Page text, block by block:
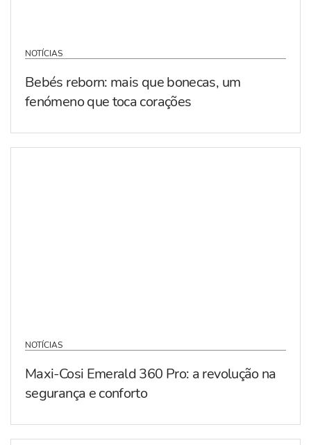
NOTÍCIAS
Bebés reborn: mais que bonecas, um
fenómeno que toca corações
NOTÍCIAS
Maxi-Cosi Emerald 360 Pro: a revolução na
segurança e conforto